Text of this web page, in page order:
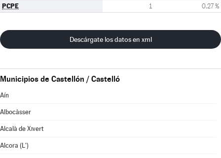
PCPE 1 0,27 %
Descárgate los datos en xml
Municipios de Castellón / Castelló
Aín
Albocàsser
Alcalà de Xivert
Alcora (L')